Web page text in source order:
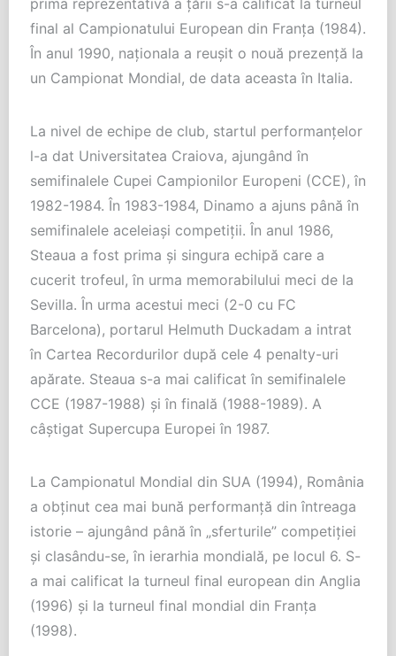
prima reprezentativă a țării s-a calificat la turneul
final al Campionatului European din Franța (1984).
În anul 1990, naționala a reușit o nouă prezență la
un Campionat Mondial, de data aceasta în Italia.
La nivel de echipe de club, startul performanțelor
l-a dat Universitatea Craiova, ajungând în
semifinalele Cupei Campionilor Europeni (CCE), în
1982-1984. În 1983-1984, Dinamo a ajuns până în
semifinalele aceleiași competiții. În anul 1986,
Steaua a fost prima și singura echipă care a
cucerit trofeul, în urma memorabilului meci de la
Sevilla. În urma acestui meci (2-0 cu FC
Barcelona), portarul Helmuth Duckadam a intrat
în Cartea Recordurilor după cele 4 penalty-uri
apărate. Steaua s-a mai calificat în semifinalele
CCE (1987-1988) și în finală (1988-1989). A
câștigat Supercupa Europei în 1987.
La Campionatul Mondial din SUA (1994), România
a obținut cea mai bună performanță din întreaga
istorie – ajungând până în „sferturile” competiției
și clasându-se, în ierarhia mondială, pe locul 6. S-
a mai calificat la turneul final european din Anglia
(1996) și la turneul final mondial din Franța
(1998).